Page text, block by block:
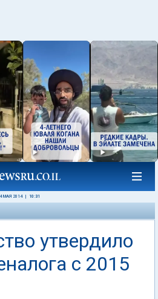
МАЯ 2014 10:31
утвердило
с 2015